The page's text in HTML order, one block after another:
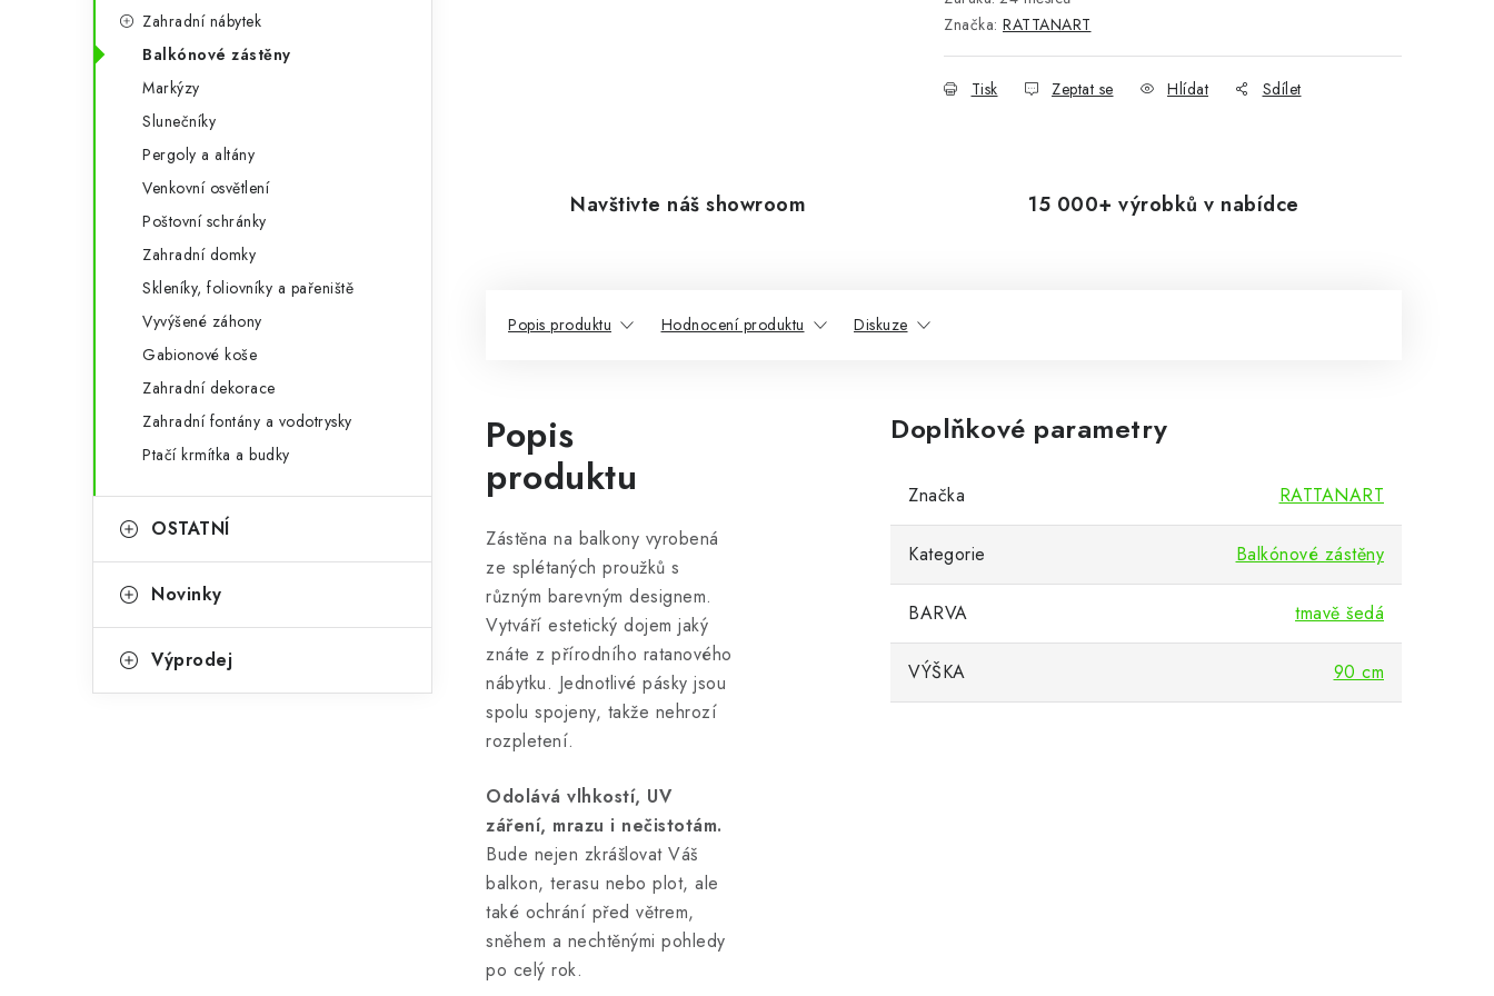
Zahradní nábytek
Balkónové zástěny
Markýzy
Slunečníky
Pergoly a altány
Venkovní osvětlení
Poštovní schránky
Zahradní domky
Skleníky, foliovníky a pařeniště
Vyvýšené záhony
Gabionové koše
Zahradní dekorace
Zahradní fontány a vodotrysky
Ptačí krmítka a budky
OSTATNÍ
Novinky
Výprodej
Značka: RATTANART
Tisk Zeptat se Hlídat Sdílet
Navštivte náš showroom 15 000+ výrobků v nabídce
Popis produktu Hodnocení produktu Diskuze
Popis
produktu
Zástěna na balkony vyrobená
ze splétaných proužků s
různým barevným designem.
Vytváří estetický dojem jaký
znáte z přírodního ratanového
nábytku. Jednotlivé pásky jsou
spolu spojeny, takže nehrozí
rozpletení.
Odolává vlhkostí, UV
záření, mrazu i nečistotám.
Bude nejen zkrášlovat Váš
balkon, terasu nebo plot, ale
také ochrání před větrem,
sněhem a nechtěnými pohledy
po celý rok.
Doplňkové parametry
Značka RATTANART
Kategorie Balkónové zástěny
BARVA tmavě šedá
VÝŠKA 90 cm